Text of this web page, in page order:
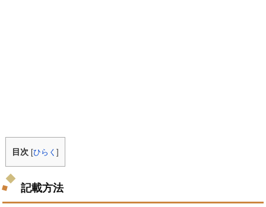
目次 [ひらく]
記載方法